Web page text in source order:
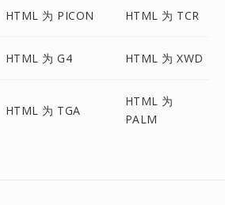
HTML 为 PICON HTML 为 TCR
HTML 为 G4 HTML 为 XWD
HTML 为 TGA
HTML 为
PALM